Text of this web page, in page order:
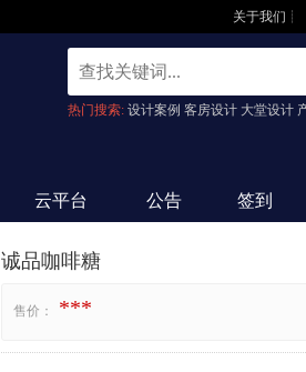
关于我们 ┊
热门搜索: 设计案例 客房设计 大堂设计
云平台 公告 签到
诚品咖啡糖
售价： ***